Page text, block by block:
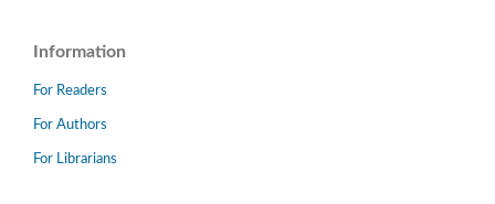
Information
For Readers
For Authors
For Librarians